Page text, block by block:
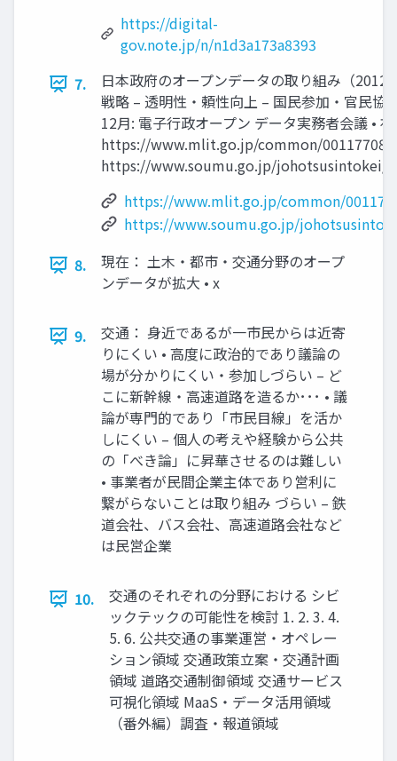
https://digital-
gov.note.jp/n/n1d3a173a8393
7.
日本政府のオープンデータの取り組み（2012
戦略 – 透明性・頼性向上 – 国民参加・官民協
12月: 電子行政オープン データ実務者会議 •
https://www.mlit.go.jp/common/
https://www.soumu.go.jp/johotsusintokei/
https://www.mlit.go.jp/common/
https://www.soumu.go.jp/
8.
現在： 土木・都市・交通分野のオープ
ンデータが拡大 • x
9.
交通： 身近であるが一市民からは近寄
りにくい • 高度に政治的であり議論の
場が分かりにくい・参加しづらい – ど
こに新幹線・高速道路を造るか･･･ • 議
論が専門的であり「市民目線」を活か
しにくい – 個人の考えや経験から公共
の「べき論」に昇華させるのは難しい
• 事業者が民間企業主体であり営利に
繋がらないことは取り組み づらい – 鉄
道会社、バス会社、高速道路会社など
は民営企業
10.
交通のそれぞれの分野における シビ
ックテックの可能性を検討 1. 2. 3. 4.
5. 6. 公共交通の事業運営・オペレー
ション領域 交通政策立案・交通計画
領域 道路交通制御領域 交通サービス
可視化領域 MaaS・データ活用領域
（番外編）調査・報道領域